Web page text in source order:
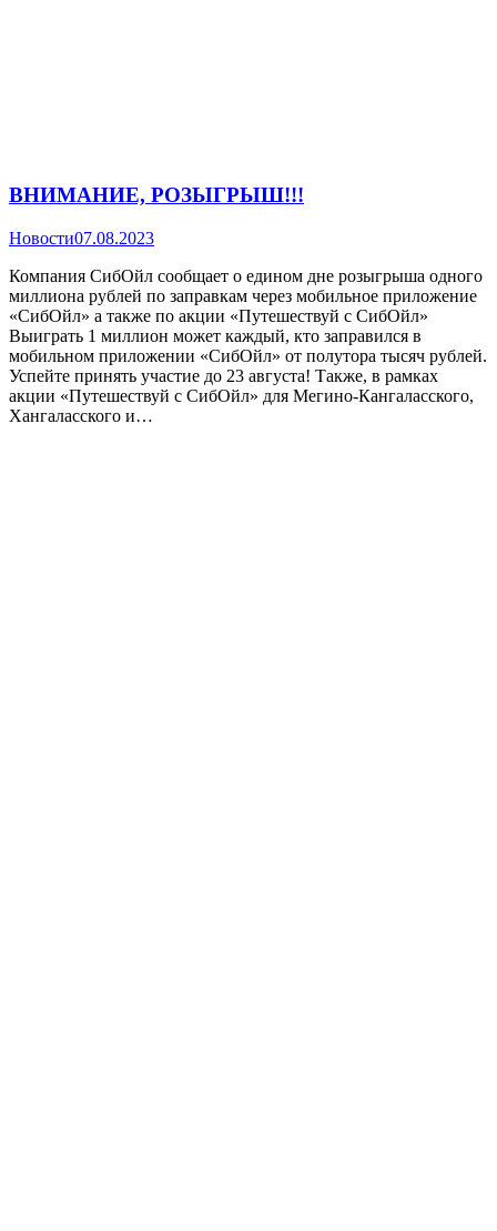
ВНИМАНИЕ, РОЗЫГРЫШ!!!
Новости07.08.2023
Компания СибОйл сообщает о едином дне розыгрыша одного
миллиона рублей по заправкам через мобильное приложение
«СибОйл» а также по акции «Путешествуй с СибОйл»
Выиграть 1 миллион может каждый, кто заправился в
мобильном приложении «СибОйл» от полутора тысяч рублей.
Успейте принять участие до 23 августа! Также, в рамках
акции «Путешествуй с СибОйл» для Мегино-Кангаласского,
Хангаласского и…